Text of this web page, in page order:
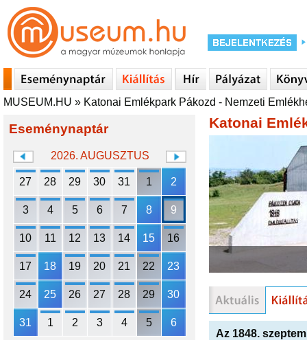
MUSEUM.HU » Katonai Emlékpark Pákozd - Nemzeti
Eseménynaptár
2026. AUGUSZTUS
27 28 29 30 31 1 2
3 4 5 6 7 8 9
10 11 12 13 14 15 16
17 18 19 20 21 22 23
24 25 26 27 28 29 30
31 1 2 3 4 5 6
Katonai
Az 1848.